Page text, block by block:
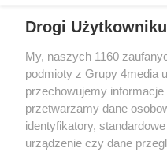
Drogi
My, naszych 1160
podmioty z Grupy 4media
przechowujemy
przetwarzamy dane
identyfikatory,
urządzenie czy dane